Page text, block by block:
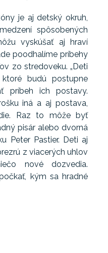
je aj detský okruh,
spôsobených
vyskúšať aj hraví
poodhalíme príbehy
zo stredoveku. „Deti
budú postupne
príbeh ich postavy.
iná a aj postava,
Raz to môže byť
pisár alebo dvorná
Peter Pastier. Deti aj
z viacerých uhlov
nové dozvedia.
kým sa hradné